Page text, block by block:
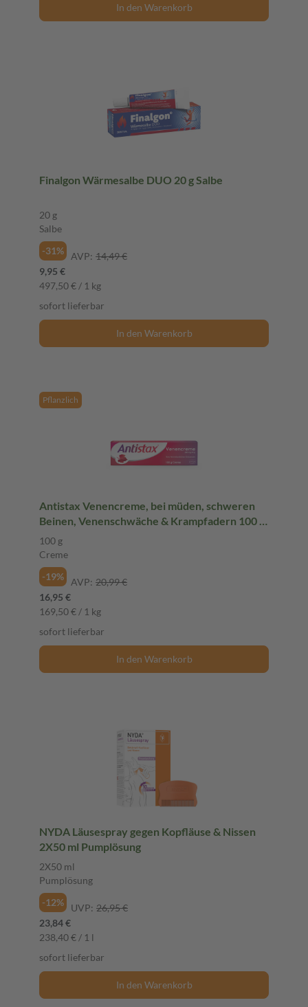
In den Warenkorb
Finalgon Wärmesalbe DUO 20 g Salbe
20 g
Salbe
-31%
AVP: 14,49 €
9,95 €
497,50 € / 1 kg
sofort lieferbar
In den Warenkorb
Pflanzlich
Antistax Venencreme, bei müden, schweren
Beinen, Venenschwäche & Krampfadern 100 g
Creme
100 g
Creme
-19%
AVP: 20,99 €
16,95 €
169,50 € / 1 kg
sofort lieferbar
In den Warenkorb
NYDA Läusespray gegen Kopfläuse & Nissen
2X50 ml Pumplösung
2X50 ml
Pumplösung
-12%
UVP: 26,95 €
23,84 €
238,40 € / 1 l
sofort lieferbar
In den Warenkorb